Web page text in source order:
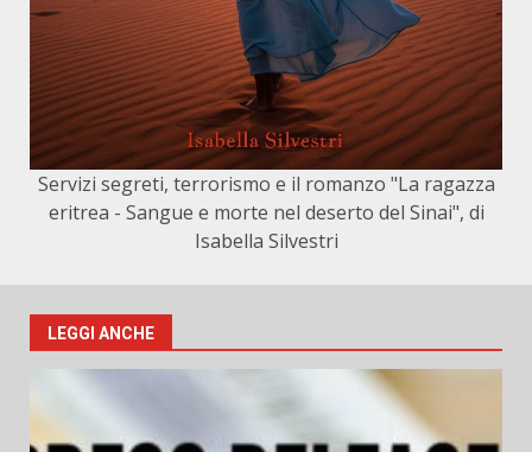
Servizi segreti, terrorismo e il romanzo "La ragazza
eritrea - Sangue e morte nel deserto del Sinai", di
Isabella Silvestri
LEGGI ANCHE